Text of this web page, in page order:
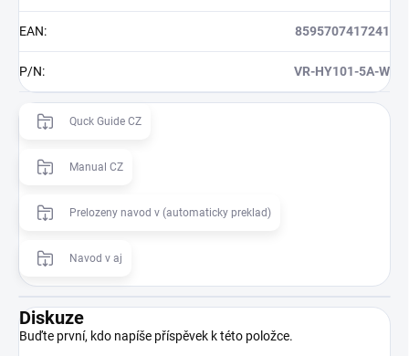
EAN: 8595707417241
P/N: VR-HY101-5A-W
Quck Guide CZ
Manual CZ
Prelozeny navod v (automaticky preklad)
Navod v aj
Diskuze
Buďte první, kdo napíše příspěvek k této položce.